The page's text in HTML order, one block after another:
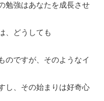
勉強はあなたを成長させ
、どうしても
のですが、そのようなイ
し、その始まりは好奇心